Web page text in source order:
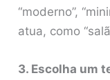
“moderno”,
atua, como
3. Escolha um